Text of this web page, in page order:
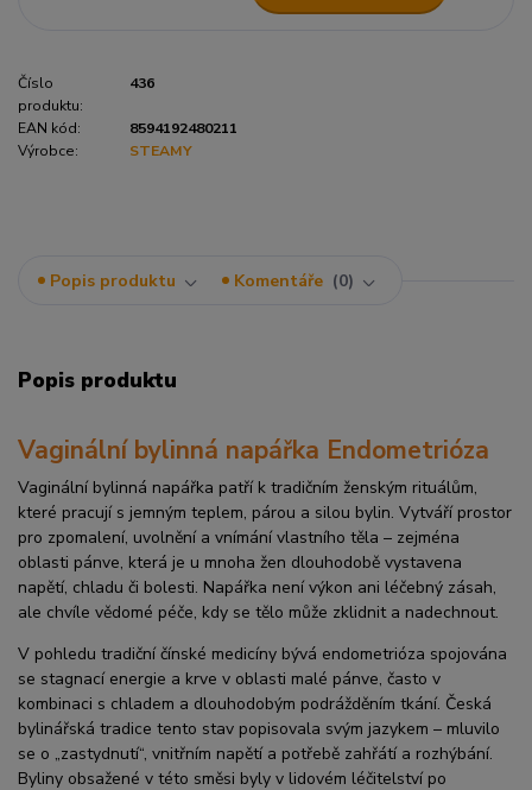
Číslo
produktu:
436
EAN kód:
8594192480211
Výrobce:
STEAMY
Popis produktu Komentáře 0
Popis produktu
Vaginální bylinná napářka Endometrióza
Vaginální bylinná napářka patří k tradičním ženským rituálům,
které pracují s jemným teplem, párou a silou bylin. Vytváří prostor
pro zpomalení, uvolnění a vnímání vlastního těla – zejména
oblasti pánve, která je u mnoha žen dlouhodobě vystavena
napětí, chladu či bolesti. Napářka není výkon ani léčebný zásah,
ale chvíle vědomé péče, kdy se tělo může zklidnit a nadechnout.
V pohledu tradiční čínské medicíny bývá endometrióza spojována
se stagnací energie a krve v oblasti malé pánve, často v
kombinaci s chladem a dlouhodobým podrážděním tkání. Česká
bylinářská tradice tento stav popisovala svým jazykem – mluvilo
se o „zastydnutí“, vnitřním napětí a potřebě zahřátí a rozhýbání.
Byliny obsažené v této směsi byly v lidovém léčitelství po